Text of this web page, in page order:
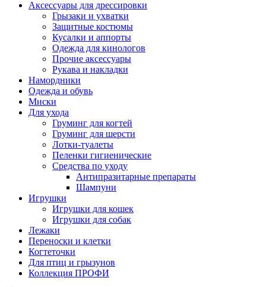
Аксессуары для дрессировки
Грызаки и ухватки
Защитные костюмы
Кусалки и аппорты
Одежда для кинологов
Прочие аксессуары
Рукава и накладки
Намордники
Одежда и обувь
Миски
Для ухода
Груминг для когтей
Груминг для шерсти
Лотки-туалеты
Пеленки гигиенические
Средства по уходу
Антипразитарные препараты
Шампуни
Игрушки
Игрушки для кошек
Игрушки для собак
Лежаки
Переноски и клетки
Когтеточки
Для птиц и грызунов
Коллекция ПРОФИ